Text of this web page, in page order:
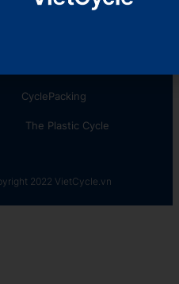
Chương trình
CyclePacking
The Plastic Cycle​
2022 VietCycle.vn